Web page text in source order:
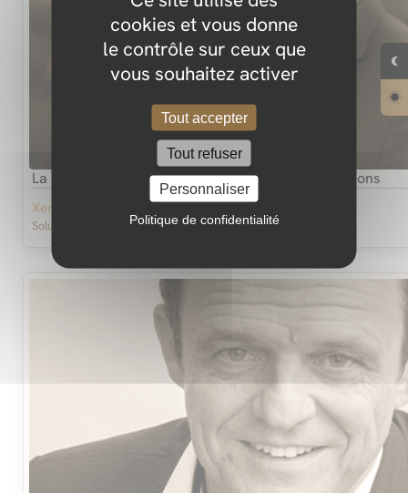
cookies et vous donne
le contrôle sur ceux que
vous souhaitez activer
Tout accepter
Tout refuser
Personnaliser
Politique de confidentialité
La nature est un gigantesque réservoir d'innovations
Xerox
Solution d'impression numérique
Marc Fornas
Directeur Général